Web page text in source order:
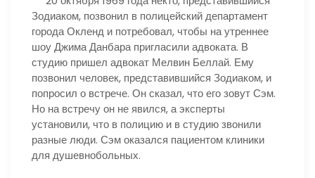
Зодиаком, позвонил в полицейский департамент
города Окленд и потребовал, чтобы на утреннее
шоу Джима Данбара пригласили адвоката. В
студию пришел адвокат Мелвин Беллай. Ему
позвонил человек, представившийся Зодиаком, и
попросил о встрече. Он сказал, что его зовут Сэм.
Но на встречу он не явился, а эксперты
установили, что в полицию и в студию звонили
разные люди. Сэм оказался пациентом клиники
для душевнобольных.